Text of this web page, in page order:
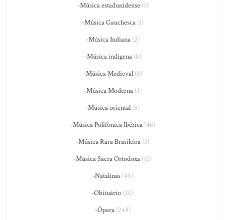
-Música estadunidense(1)
-Música Gauchesca(1)
-Música Indiana(2)
-Música indígena(8)
-Música Medieval(8)
-Música Moderna(3)
-Música oriental (5)
-Música Polifônica Ibérica(46)
-Música Rara Brasileira (3)
-Música Sacra Ortodoxa (10)
-Natalinas(45)
-Obituário (20)
-Ópera(248)